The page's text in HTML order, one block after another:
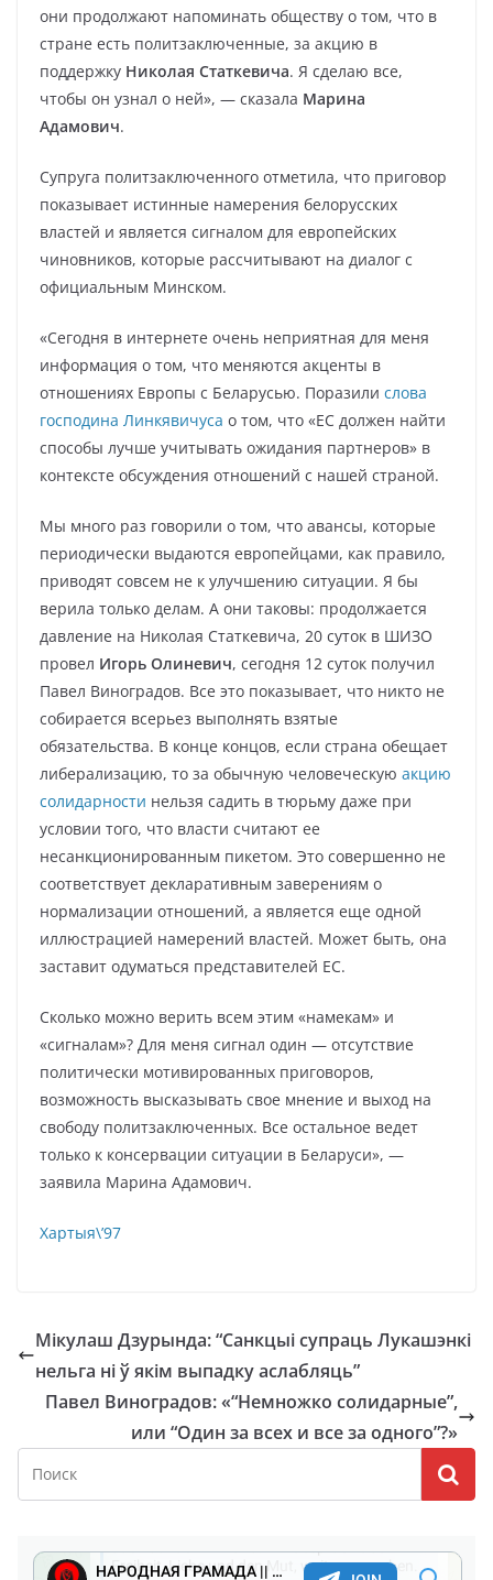
они продолжают напоминать обществу о том, что в
стране есть политзаключенные, за акцию в
поддержку Николая Статкевича. Я сделаю все,
чтобы он узнал о ней», — сказала Марина
Адамович.
Супруга политзаключенного отметила, что приговор
показывает истинные намерения белорусских
властей и является сигналом для европейских
чиновников, которые рассчитывают на диалог с
официальным Минском.
«Сегодня в интернете очень неприятная для меня
информация о том, что меняются акценты в
отношениях Европы с Беларусью. Поразили слова
господина Линкявичуса о том, что «ЕС должен найти
способы лучше учитывать ожидания партнеров» в
контексте обсуждения отношений с нашей страной.
Мы много раз говорили о том, что авансы, которые
периодически выдаются европейцами, как правило,
приводят совсем не к улучшению ситуации. Я бы
верила только делам. А они таковы: продолжается
давление на Николая Статкевича, 20 суток в ШИЗО
провел Игорь Олиневич, сегодня 12 суток получил
Павел Виноградов. Все это показывает, что никто не
собирается всерьез выполнять взятые
обязательства. В конце концов, если страна обещает
либерализацию, то за обычную человеческую акцию
солидарности нельзя садить в тюрьму даже при
условии того, что власти считают ее
несанкционированным пикетом. Это совершенно не
соответствует декларативным заверениям о
нормализации отношений, а является еще одной
иллюстрацией намерений властей. Может быть, она
заставит одуматься представителей ЕС.
Сколько можно верить всем этим «намекам» и
«сигналам»? Для меня сигнал один — отсутствие
политически мотивированных приговоров,
возможность высказывать свое мнение и выход на
свободу политзаключенных. Все остальное ведет
только к консервации ситуации в Беларуси», —
заявила Марина Адамович.
Хартыя\’97
Мікулаш Дзурында: “Санкцыі супраць Лукашэнкі
нельга ні ў якім выпадку аслабляць”
Павел Виноградов: «“Немножко солидарные”,
или “Один за всех и все за одного”?»